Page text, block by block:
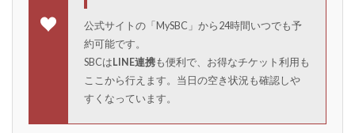
公式サイトの「MySBC」から24時間いつでも予
約可能です。
SBCは LINE連携も便利で、お得なチケット利用も
ここから行えます。当日の空き状況も確認しや
すくなっています。